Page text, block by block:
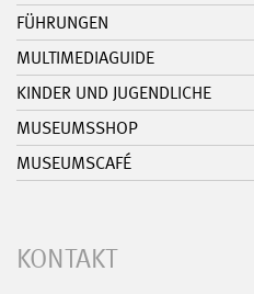
FÜHRUNGEN
MULTIMEDIAGUIDE
KINDER UND JUGENDLICHE
MUSEUMSSHOP
MUSEUMSCAFÉ
KONTAKT